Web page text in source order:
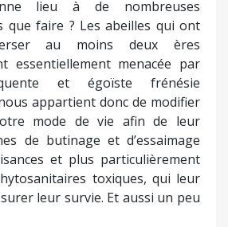
lieu à de nombreuses
que faire ? Les abeilles qui ont
au moins deux ères
essentiellement menacée par
et égoïste frénésie
appartient donc de modifier
mode de vie afin de leur
de butinage et d’essaimage
et plus particulièrement
toxiques, qui leur
leur survie. Et aussi un peu